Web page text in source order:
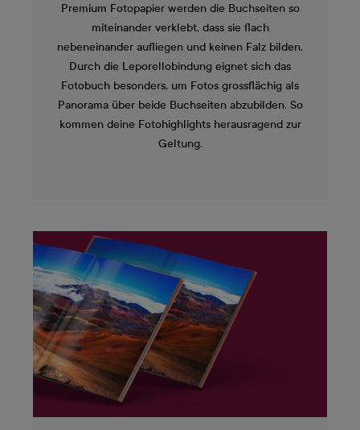
Premium Fotopapier werden die Buchseiten so
miteinander verklebt, dass sie flach
nebeneinander aufliegen und keinen Falz bilden.
Durch die Leporellobindung eignet sich das
Fotobuch besonders, um Fotos grossflächig als
Panorama über beide Buchseiten abzubilden. So
kommen deine Fotohighlights herausragend zur
Geltung.